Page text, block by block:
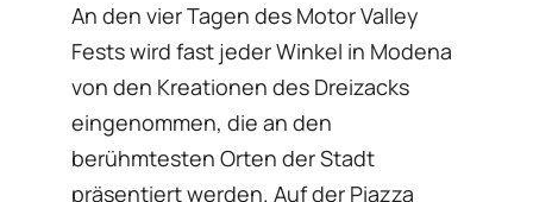
An den vier Tagen des Motor Valley
Fests wird fast jeder Winkel in Modena
von den Kreationen des Dreizacks
eingenommen, die an den
berühmtesten Orten der Stadt
präsentiert werden. Auf der Piazza